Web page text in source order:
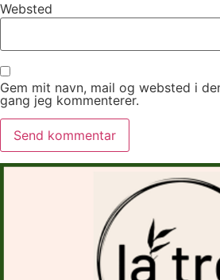
Websted
Gem mit navn, mail og websted i
gang jeg kommenterer.